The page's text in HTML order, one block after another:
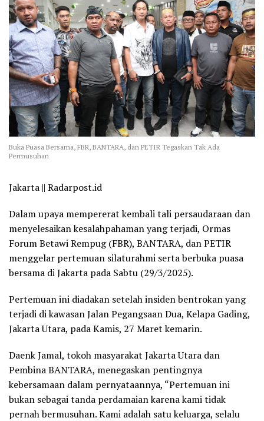
Buka Puasa Bersama, FBR, BANTARA, dan PETIR Tegaskan Tak Ada
Permusuhan
Jakarta || Radarpost.id
Dalam upaya mempererat kembali tali persaudaraan dan
menyelesaikan kesalahpahaman yang terjadi, Ormas
Forum Betawi Rempug (FBR), BANTARA, dan PETIR
menggelar pertemuan silaturahmi serta berbuka puasa
bersama di Jakarta pada Sabtu (29/3/2025).
Pertemuan ini diadakan setelah insiden bentrokan yang
terjadi di kawasan Jalan Pegangsaan Dua, Kelapa Gading,
Jakarta Utara, pada Kamis, 27 Maret kemarin.
Daenk Jamal, tokoh masyarakat Jakarta Utara dan
Pembina BANTARA, menegaskan pentingnya
kebersamaan dalam pernyataannya, “Pertemuan ini
bukan sebagai tanda perdamaian karena kami tidak
pernah bermusuhan. Kami adalah satu keluarga, selalu